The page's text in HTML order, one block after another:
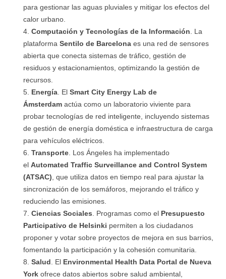
para gestionar las aguas pluviales y mitigar los efectos del
calor urbano.
Computación y Tecnologías de la Información . La
plataforma Sentilo de Barcelona es una red de sensores
abierta que conecta sistemas de tráfico, gestión de
residuos y estacionamientos, optimizando la gestión de
recursos.
Energía . El Smart City Energy Lab de
Ámsterdam actúa como un laboratorio viviente para
probar tecnologías de red inteligente, incluyendo sistemas
de gestión de energía doméstica e infraestructura de carga
para vehículos eléctricos.
Transporte . Los Ángeles ha implementado
el Automated Traffic Surveillance and Control System
(ATSAC) , que utiliza datos en tiempo real para ajustar la
sincronización de los semáforos, mejorando el tráfico y
reduciendo las emisiones.
Ciencias Sociales . Programas como el Presupuesto
Participativo de Helsinki permiten a los ciudadanos
proponer y votar sobre proyectos de mejora en sus barrios,
fomentando la participación y la cohesión comunitaria.
Salud . El Environmental Health Data Portal de Nueva
York ofrece datos abiertos sobre salud ambiental,